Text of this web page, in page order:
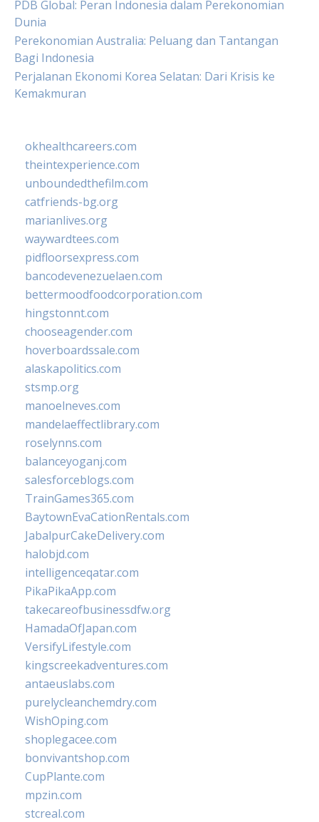
PDB Global: Peran Indonesia dalam Perekonomian
Dunia
Perekonomian Australia: Peluang dan Tantangan
Bagi Indonesia
Perjalanan Ekonomi Korea Selatan: Dari Krisis ke
Kemakmuran
okhealthcareers.com
theintexperience.com
unboundedthefilm.com
catfriends-bg.org
marianlives.org
waywardtees.com
pidfloorsexpress.com
bancodevenezuelaen.com
bettermoodfoodcorporation.com
hingstonnt.com
chooseagender.com
hoverboardssale.com
alaskapolitics.com
stsmp.org
manoelneves.com
mandelaeffectlibrary.com
roselynns.com
balanceyoganj.com
salesforceblogs.com
TrainGames365.com
BaytownEvaCationRentals.com
JabalpurCakeDelivery.com
halobjd.com
intelligenceqatar.com
PikaPikaApp.com
takecareofbusinessdfw.org
HamadaOfJapan.com
VersifyLifestyle.com
kingscreekadventures.com
antaeuslabs.com
purelycleanchemdry.com
WishOping.com
shoplegacee.com
bonvivantshop.com
CupPlante.com
mpzin.com
stcreal.com